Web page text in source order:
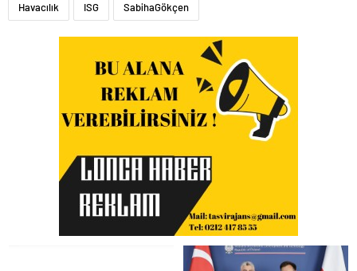
Havacılık ISG SabihaGökçen